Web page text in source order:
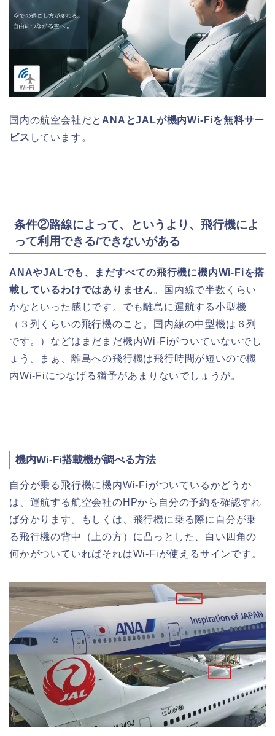
国内の航空会社だと ANAとJALが機内Wi-Fiを無料サー
ビス しています。
条件②路線によって、というより、飛行機によ
って利用できる/できないがある
ANAやJALでも、まだすべての飛行機に機内Wi-Fiを搭
載しているわけではありません。国内線で半数くらい
かなといった感じです。でも離島に運航する小型機
（３列くらいの飛行機のこと。国内線の中型機は６列
です。）などはまだまだ機内Wi-Fiがついていないでし
ょう。まぁ、離島への飛行機は飛行時間が短いので機
内Wi-Fiにつなげる猶予があまりないでしょうが。
機内Wi-Fi搭載機が調べる方法
自分が乗る飛行機に機内Wi-Fiがついているかどうか
は、運航する航空会社のHPから自分の予約を確認すれ
ば分かります。もしくは、飛行機に乗る際に自分が乗
る飛行機の背中（上の方）に凸っとした、白い四角の
何かがついていればそれはWi-Fiが使えるサインです。